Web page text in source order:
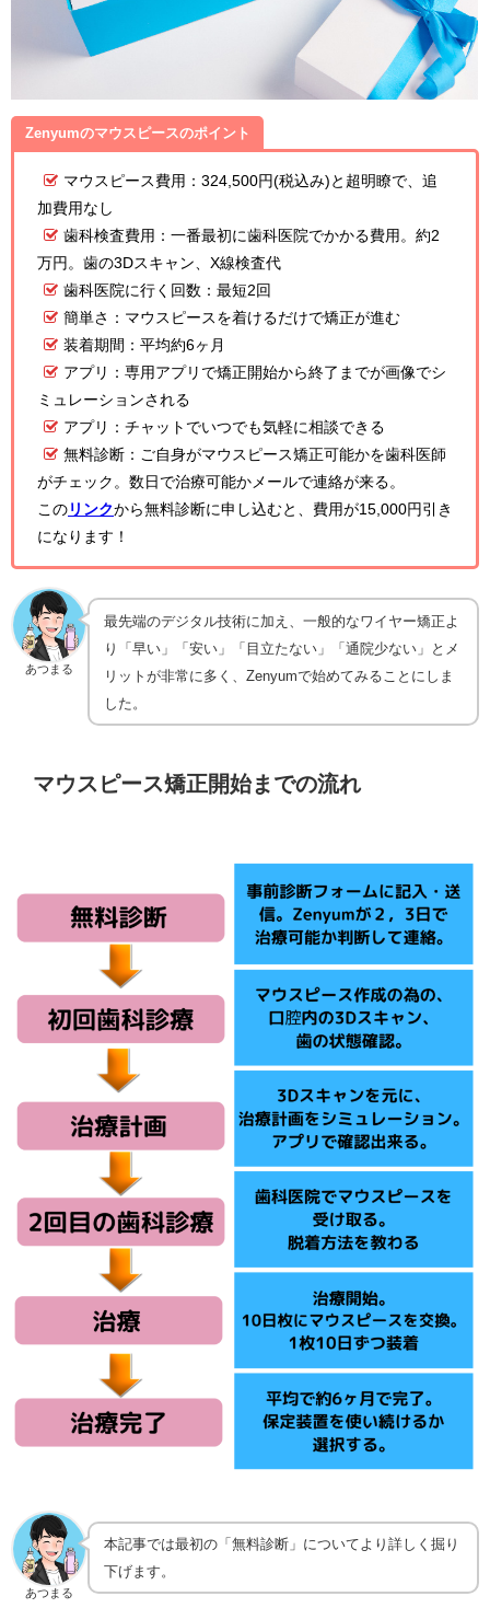
Zenyumのマウスピースのポイント
マウスピース費用：324,500円(税込み)と超明瞭で、追
加費用なし
歯科検査費用：一番最初に歯科医院でかかる費用。約2
万円。歯の3Dスキャン、X線検査代
歯科医院に行く回数：最短2回
簡単さ：マウスピースを着けるだけで矯正が進む
装着期間：平均約6ヶ月
アプリ：専用アプリで矯正開始から終了までが画像でシ
ミュレーションされる
アプリ：チャットでいつでも気軽に相談できる
無料診断：ご自身がマウスピース矯正可能かを歯科医師
がチェック。数日で治療可能かメールで連絡が来る。
この リンクから無料診断に申し込むと、費用が15,000円引き
になります！
あつまる
最先端のデジタル技術に加え、一般的なワイヤー矯正よ
り「早い」「安い」「目立たない」「通院少ない」とメ
リットが非常に多く、Zenyumで始めてみることにしま
した。
マウスピース矯正開始までの流れ
あつまる
本記事では最初の「無料診断」についてより詳しく掘り
下げます。